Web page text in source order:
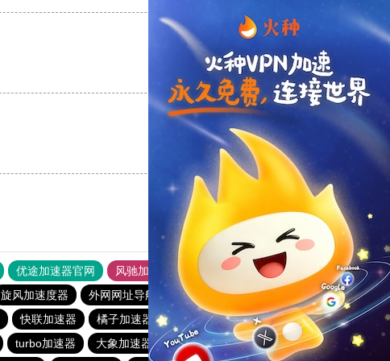
支持 [0] 反对 [0]
支持
优途加速器官网 风驰加速器
旋风加速器
旋风加速度器 外网网址导航 软件中心 雷霆加速
狂飙加速器
快联加速器 橘子加速器 黑洞官方加速器
2023免费加速神器
turbo加速器 大象加速器 雷霆加速免费永久
橘子加速器